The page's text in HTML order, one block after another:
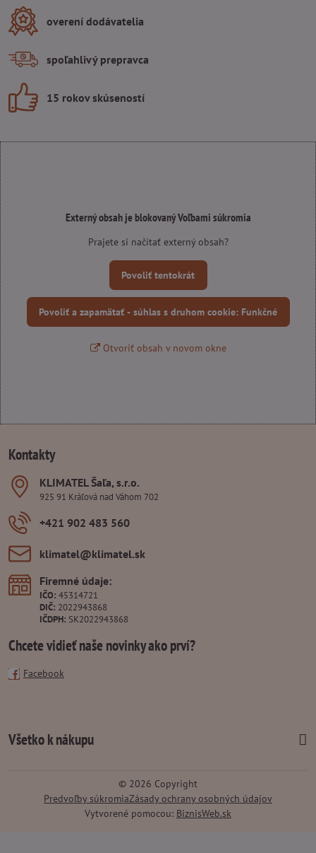
overení dodávatelia
spoľahlivý prepravca
15 rokov skúseností
Externý obsah je blokovaný Voľbami súkromia
Prajete si načítať externý obsah?
Povoliť tentokrát
Povoliť a zapamätať - súhlas s druhom cookie: Funkčné
Otvoriť obsah v novom okne
Kontakty
KLIMATEL Šaľa, s​.r​.o​.
925 91 Kráľová nad Váhom 702
+421 902 483 560
klimatel​@klimatel​.sk
Firemné údaje:
IČO: 45314721
DIČ: 2022943868
IČDPH: SK2022943868
Chcete vidieť naše novinky ako prví?
Facebook
Všetko k nákupu
© 2026 Copyright
Predvoľby súkromiaZásady ochrany osobných údajov
Vytvorené pomocou: BiznisWeb.sk